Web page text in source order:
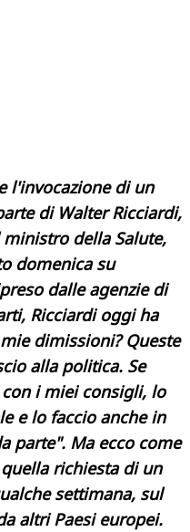
l'invocazione di un
di Walter Ricciardi,
della Salute,
domenica su
dalle agenzie di
Ricciardi oggi ha
dimissioni? Queste
alla politica. Se
i miei consigli, lo
e lo faccio anche in
parte". Ma ecco come
richiesta di un
settimana, sul
altri Paesi europei.